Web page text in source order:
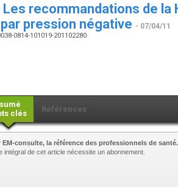
Les recommandations de
pression négative - 07/04/11
0814-101019-201102280
clés
Références
EM-consulte, la référence des professionnels de santé.
intégral de cet article nécessite un abonnement.